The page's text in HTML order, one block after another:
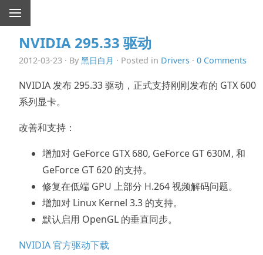
NVIDIA 295.33 驱动
2012-03-23 · By 黑日白月 · Posted in Drivers · 0 Comments
NVIDIA 发布 295.33 驱动，正式支持刚刚发布的 GTX 600
系列显卡。
改善和支持：
增加对 GeForce GTX 680, GeForce GT 630M, 和
GeForce GT 620 的支持。
修复在低端 GPU 上部分 H.264 视频解码问题。
增加对 Linux Kernel 3.3 的支持。
默认启用 OpenGL 的垂直同步。
NVIDIA 官方驱动下载